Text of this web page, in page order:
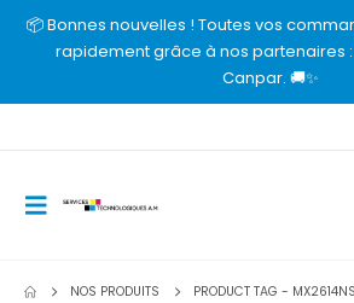
📦 Bonnes nouvelles ! Toutes vos
rapidement grâce à nos partenaires :
Canpar. 🚚✨
NOS PRODUITS PRODUCT TAG -